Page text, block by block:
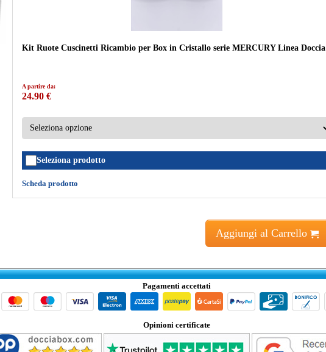
Kit Ruote Cuscinetti Ricambio per Box in Cristallo serie MERCURY Linea Doccia
A partire da:
24.90 €
Seleziona prodotto
Scheda prodotto
Aggiungi al Carrello
Pagamenti accettati
Opinioni certificate